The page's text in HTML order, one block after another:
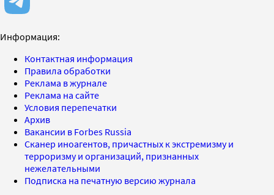
Информация:
Контактная информация
Правила обработки
Реклама в журнале
Реклама на сайте
Условия перепечатки
Архив
Вакансии в Forbes Russia
Сканер иноагентов, причастных к экстремизму и
терроризму и организаций, признанных
нежелательными
Подписка на печатную версию журнала